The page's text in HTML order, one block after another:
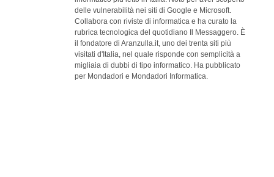
delle vulnerabilità nei siti di Google e Microsoft.
Collabora con riviste di informatica e ha curato la
rubrica tecnologica del quotidiano Il Messaggero. È
il fondatore di Aranzulla.it, uno dei trenta siti più
visitati d'Italia, nel quale risponde con semplicità a
migliaia di dubbi di tipo informatico. Ha pubblicato
per Mondadori e Mondadori Informatica.